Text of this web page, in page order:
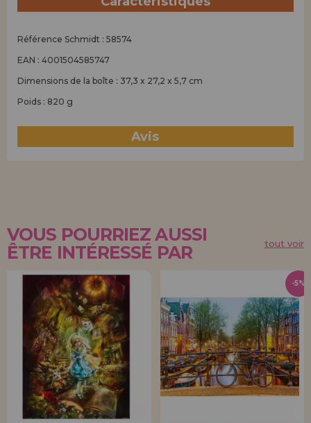
Référence Schmidt : 58574
EAN : 4001504585747
Dimensions de la boîte : 37,3 x 27,2 x 5,7 cm
Poids : 820 g
Avis
VOUS POURRIEZ AUSSI
ÊTRE INTÉRESSÉ PAR
tout voir
-5%